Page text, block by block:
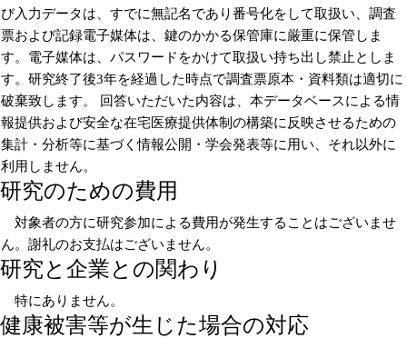
び入力データは、すでに無記名であり番号化をして取扱い、調査
票および記録電子媒体は、鍵のかかる保管庫に厳重に保管しま
す。電子媒体は、パスワードをかけて取扱い持ち出し禁止としま
す。研究終了後3年を経過した時点で調査票原本・資料類は適切に
破棄致します。 回答いただいた内容は、本データベースによる情
報提供および安全な在宅医療提供体制の構築に反映させるための
集計・分析等に基づく情報公開・学会発表等に用い、それ以外に
利用しません。
研究のための費用
対象者の方に研究参加による費用が発生することはございませ
ん。謝礼のお支払はございません。
研究と企業との関わり
特にありません。
健康被害等が生じた場合の対応